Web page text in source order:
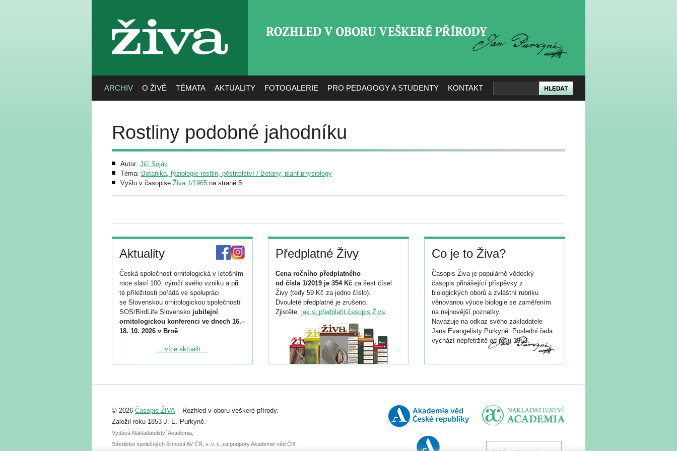
živa
ARCHIV O ŽIVĚ TÉMATA AKTUALITY FOTOGALERIE PRO PEDAGOGY A STUDENTY KONTAKT
Rostliny podobné jahodníku
Autor: Jiří Soják
Téma: Botanika, fyziologie rostlin, pěstitelství / Botany, plant physiology
Vyšlo v časopise Živa 1/1965 na straně 5
Aktuality
Česká společnost ornitologická v letošním
roce slaví 100. výročí svého vzniku a při
té příležitosti pořádá ve spolupráci
se Slovenskou ornitologickou společností
SOS/BirdLife Slovensko jubilejní
ornitologickou konferenci ve dnech 16.–
18. 10. 2026 v Brně.
Podrobnější informace ke konferenci
Registrovat se můžete do 6. září.
abstraktu přihlášené přednášky nebo
posteru je už 30. června.
... více aktualit ...
Předplatné Živy
Cena ročního předplatného
od čísla 1/2019 je 354 Kč za šest čísel
Živy (tedy 59 Kč za jedno číslo).
Dvouleté předplatné je zrušeno.
Zjistěte, jak si předplatit časopis Živa.
Co je to Živa?
Časopis Živa je populárně vědecký
časopis přinášející příspěvky z
biologických oborů a zvláštní rubriku
věnovanou výuce biologie se zaměřením
na nejnovější poznatky.
Navazuje na odkaz svého zakladatele
Jana Evangelisty Purkyně. Poslední řada
vychází nepřetržitě od roku 1953.
© 2026 Časopis ŽIVA– Rozhled v oboru veškeré přírody.
Založil roku 1853 J. E. Purkyně.
Vydává Nakladatelství Academia,
Středisko společných činností AV ČR, v. v. i., za podpory Akademie věd ČR.